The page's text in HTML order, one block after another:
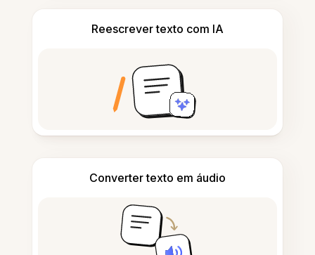
Reescrever texto com IA
Converter texto em áudio